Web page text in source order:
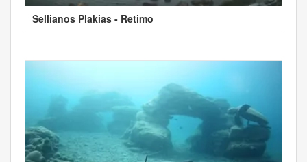
Sellianos Plakias - Retimo